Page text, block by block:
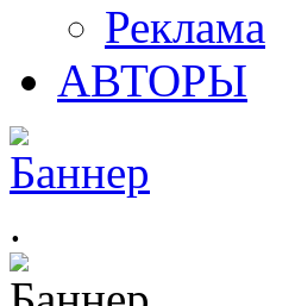
Реклама
АВТОРЫ
.